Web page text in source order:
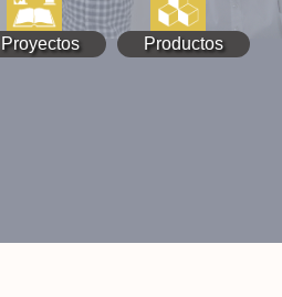
Proyectos Productos